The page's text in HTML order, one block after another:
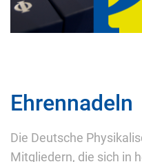
Ehrennadeln
Die Deutsche
Mitgliedern, die sich in